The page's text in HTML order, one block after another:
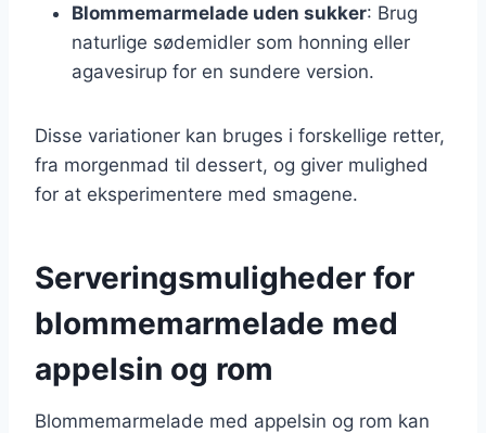
Blommemarmelade uden sukker: Brug
naturlige sødemidler som honning eller
agavesirup for en sundere version.
Disse variationer kan bruges i forskellige retter,
fra morgenmad til dessert, og giver mulighed
for at eksperimentere med smagene.
Serveringsmuligheder for
blommemarmelade med
appelsin og rom
Blommemarmelade med appelsin og rom kan